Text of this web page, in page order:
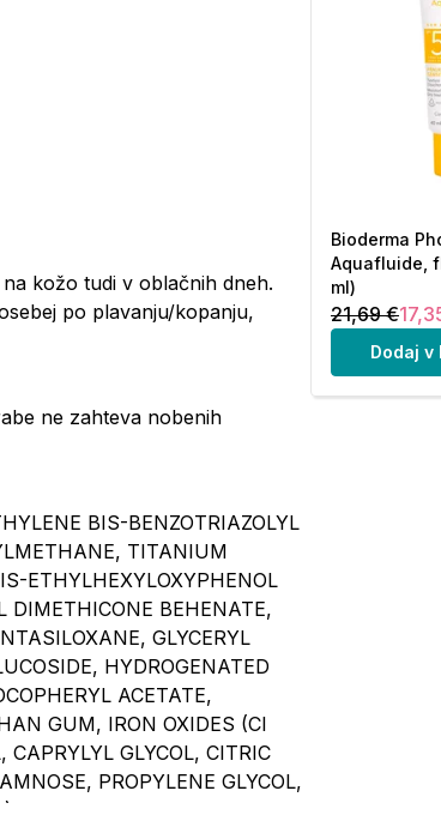
kožo tudi v oblačnih dneh.
po plavanju/kopanju,
ne zahteva nobenih
BIS-BENZOTRIAZOLYL
TITANIUM
ETHYLHEXYLOXYPHENOL
DIMETHICONE BEHENATE,
GLYCERYL
HYDROGENATED
ACETATE,
GUM, IRON OXIDES (CI
GLYCOL, CITRIC
PROPYLENE GLYCOL,
EXTRACT,
Bioderma
Aquafluide,
ml)
21,69 €
Dodaj v